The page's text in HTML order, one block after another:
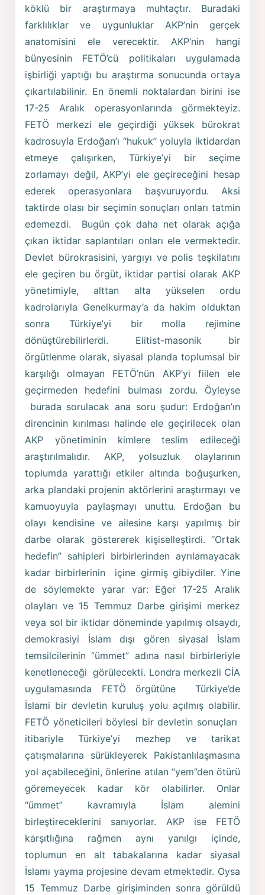
köklü bir araştırmaya muhtaçtır. Buradaki
farklılıklar ve uygunluklar AKP’nin gerçek
anatomisini ele verecektir. AKP’nin hangi
bünyesinin FETÖ’cü politikaları uygulamada
işbirliği yaptığı bu araştırma sonucunda ortaya
çıkartılabilinir. En önemli noktalardan birini ise
17-25 Aralık operasyonlarında görmekteyiz.
FETÖ merkezi ele geçirdiği yüksek bürokrat
kadrosuyla Erdoğan’ı “hukuk” yoluyla iktidardan
etmeye çalışırken, Türkiye’yi bir seçime
zorlamayı değil, AKP’yi ele geçireceğini hesap
ederek operasyonlara başvuruyordu. Aksi
taktirde olası bir seçimin sonuçları onları tatmin
edemezdi. Bugün çok daha net olarak açığa
çıkan iktidar saplantıları onları ele vermektedir.
Devlet bürokrasisini, yargıyı ve polis teşkilatını
ele geçiren bu örgüt, iktidar partisi olarak AKP
yönetimiyle, alttan alta yükselen ordu
kadrolarıyla Genelkurmay’a da hakim olduktan
sonra Türkiye’yi bir molla rejimine
dönüştürebilirlerdi. Elitist-masonik bir
örgütlenme olarak, siyasal planda toplumsal bir
karşılığı olmayan FETÖ’nün AKP’yi fiilen ele
geçirmeden hedefini bulması zordu. Öyleyse
burada sorulacak ana soru şudur: Erdoğan’ın
direncinin kırılması halinde ele geçirilecek olan
AKP yönetiminin kimlere teslim edileceği
araştırılmalıdır. AKP, yolsuzluk olaylarının
toplumda yarattığı etkiler altında boğuşurken,
arka plandaki projenin aktörlerini araştırmayı ve
kamuoyuyla paylaşmayı unuttu. Erdoğan bu
olayı kendisine ve ailesine karşı yapılmış bir
darbe olarak göstererek kişiselleştirdi. “Ortak
hedefin” sahipleri birbirlerinden ayrılamayacak
kadar birbirlerinin içine girmiş gibiydiler. Yine
de söylemekte yarar var: Eğer 17-25 Aralık
olayları ve 15 Temmuz Darbe girişimi merkez
veya sol bir iktidar döneminde yapılmış olsaydı,
demokrasiyi İslam dışı gören siyasal İslam
temsilcilerinin “ümmet” adına nasıl birbirleriyle
kenetleneceği görülecekti. Londra merkezli CİA
uygulamasında FETÖ örgütüne Türkiye’de
İslami bir devletin kuruluş yolu açılmış olabilir.
FETÖ yöneticileri böylesi bir devletin sonuçları
itibariyle Türkiye’yi mezhep ve tarikat
çatışmalarına sürükleyerek Pakistanlılaşmasına
yol açabileceğini, önlerine atılan “yem”den ötürü
göremeyecek kadar kör olabilirler. Onlar
“ümmet” kavramıyla İslam alemini
birleştireceklerini sanıyorlar. AKP ise FETÖ
karşıtlığına rağmen aynı yanılgı içinde,
toplumun en alt tabakalarına kadar siyasal
İslamı yayma projesine devam etmektedir. Oysa
15 Temmuz Darbe girişiminden sonra görüldü